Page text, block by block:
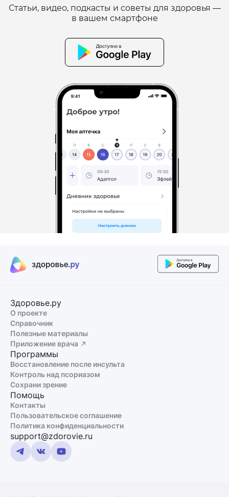
Статьи, видео, подкасты и советы для здоровья —
в вашем смартфоне
Здоровье.ру
О проекте
Справочник
Полезные материалы
Приложение врача
Программы
Восстановление после инсульта
Контроль над псориазом
Сохрани зрение
Помощь
Контакты
Пользовательское соглашение
Политика конфиденциальности
support@zdorovie.ru